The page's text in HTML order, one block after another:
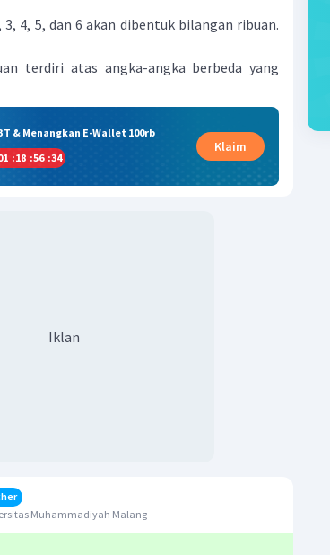
3, 4, 5, dan 6 akan dibentuk bilangan ribuan.
terdiri atas angka-angka berbeda yang
& Menangkan E-Wallet 100rb
:18 :56 :33
Klaim
Iklan
Muhammadiyah Malang